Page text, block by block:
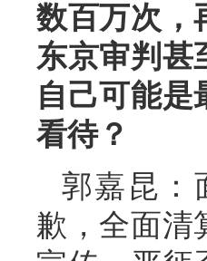
数百万次，
东京审判甚
自己可能是
看待？
郭嘉昆：
歉，全面清